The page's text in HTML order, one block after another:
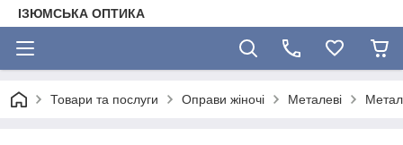
ІЗЮМСЬКА ОПТИКА
Товари та послуги Оправи жіночі Металеві